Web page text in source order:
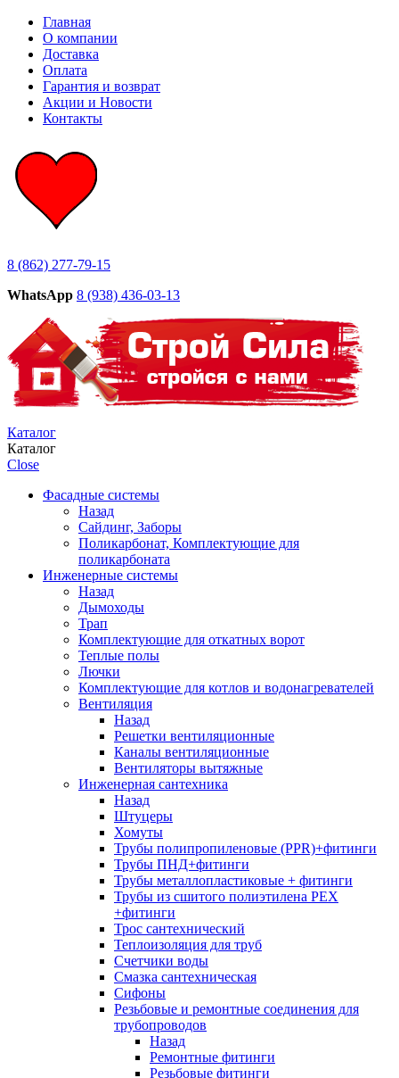
Главная
О компании
Доставка
Оплата
Гарантия и возврат
Акции и Новости
Контакты
8 (862) 277-79-15
WhatsApp 8 (938) 436-03-13
Каталог
Каталог
Close
Фасадные системы
Назад
Сайдинг, Заборы
Поликарбонат, Комплектующие для
поликарбоната
Инженерные системы
Назад
Дымоходы
Трап
Комплектующие для откатных ворот
Теплые полы
Лючки
Комплектующие для котлов и водонагревателей
Вентиляция
Назад
Решетки вентиляционные
Каналы вентиляционные
Вентиляторы вытяжные
Инженерная сантехника
Назад
Штуцеры
Хомуты
Трубы полипропиленовые (PPR)+фитинги
Трубы ПНД+фитинги
Трубы металлопластиковые + фитинги
Трубы из сшитого полиэтилена PEX
+фитинги
Трос сантехнический
Теплоизоляция для труб
Счетчики воды
Смазка сантехническая
Сифоны
Резьбовые и ремонтные соединения для
трубопроводов
Назад
Ремонтные фитинги
Резьбовые фитинги